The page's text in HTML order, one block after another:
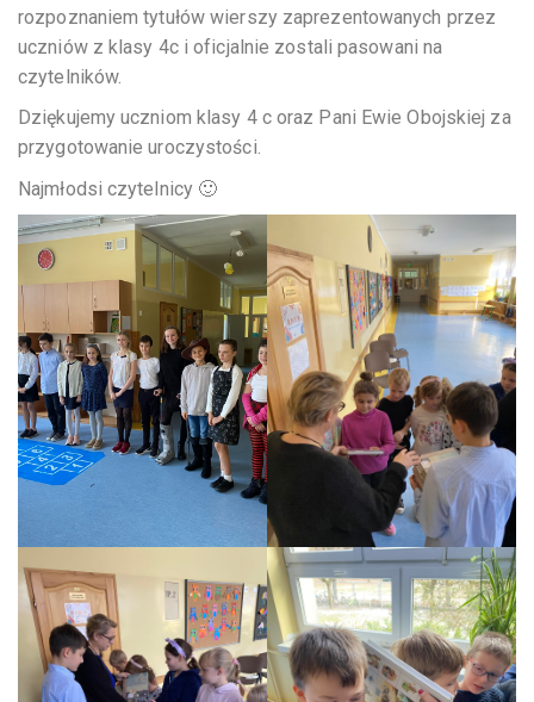
rozpoznaniem tytułów wierszy zaprezentowanych przez
uczniów z klasy 4c i oficjalnie zostali pasowani na
czytelników.
Dziękujemy uczniom klasy 4 c oraz Pani Ewie Obojskiej za
przygotowanie uroczystości.
Najmłodsi czytelnicy 🙂